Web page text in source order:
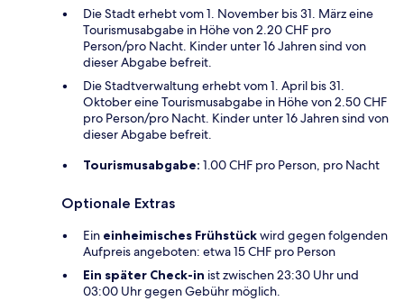
Die Stadt erhebt vom 1. November bis 31. März eine
Tourismusabgabe in Höhe von 2.20 CHF pro
Person/pro Nacht. Kinder unter 16 Jahren sind von
dieser Abgabe befreit.
Die Stadtverwaltung erhebt vom 1. April bis 31.
Oktober eine Tourismusabgabe in Höhe von 2.50 CHF
pro Person/pro Nacht. Kinder unter 16 Jahren sind von
dieser Abgabe befreit.
Tourismusabgabe: 1.00 CHF pro Person, pro Nacht
Optionale Extras
Ein einheimisches Frühstückwird gegen folgenden
Aufpreis angeboten: etwa 15 CHF pro Person
Ein später Check-in ist zwischen 23:30 Uhr und
03:00 Uhr gegen Gebühr möglich.